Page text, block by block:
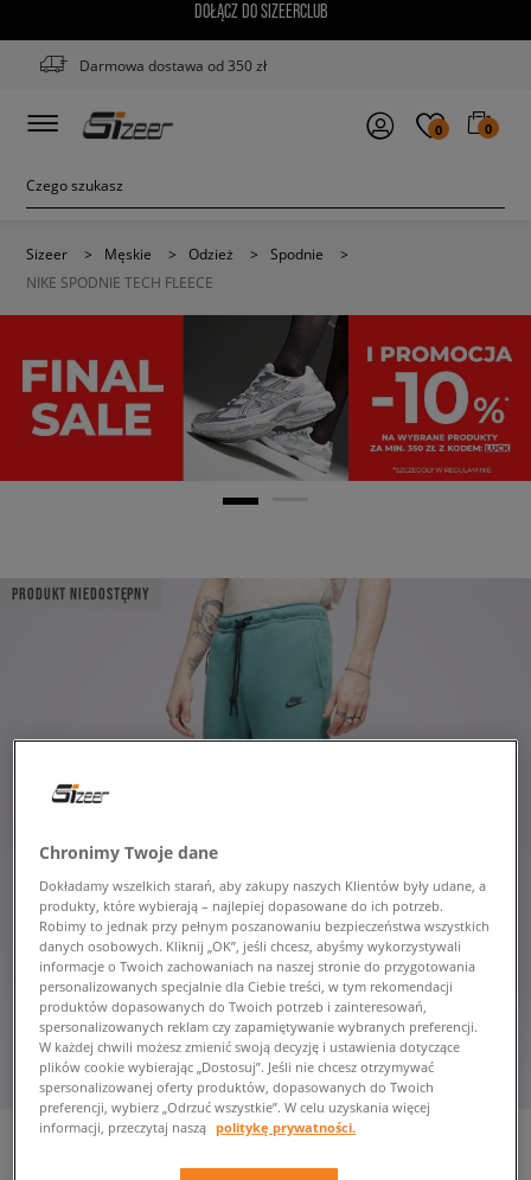
DOŁĄCZ DO SIZEERCLUB
Darmowa dostawa od 350 zł
0 0
Sizeer > Męskie > Odzież > Spodnie
>
NIKE SPODNIE TECH FLEECE
PRODUKT NIEDOSTĘPNY
Chronimy Twoje dane
Dokładamy wszelkich starań, aby zakupy naszych Klientów były udane, a
produkty, które wybierają – najlepiej dopasowane do ich potrzeb.
Robimy to jednak przy pełnym poszanowaniu bezpieczeństwa wszystkich
danych osobowych. Kliknij „OK”, jeśli chcesz, abyśmy wykorzystywali
informacje o Twoich zachowaniach na naszej stronie do przygotowania
personalizowanych specjalnie dla Ciebie treści, w tym rekomendacji
produktów dopasowanych do Twoich potrzeb i zainteresowań,
spersonalizowanych reklam czy zapamiętywanie wybranych preferencji.
W każdej chwili możesz zmienić swoją decyzję i ustawienia dotyczące
plików cookie wybierając „Dostosuj”. Jeśli nie chcesz otrzymywać
spersonalizowanej oferty produktów, dopasowanych do Twoich
preferencji, wybierz „Odrzuć wszystkie”. W celu uzyskania więcej
informacji, przeczytaj naszą politykę prywatności.